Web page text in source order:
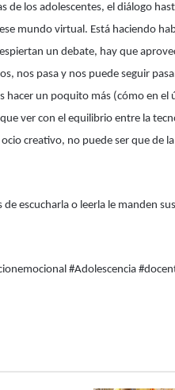
de los adolescentes, el diálogo
mundo virtual. Está haciendo
un debate, hay que
nos pasa y nos puede seguir
hacer un poquito más (cómo en
ver con el equilibrio entre la
creativo, no puede ser que de
escucharla o leerla le manden
#Adolescencia